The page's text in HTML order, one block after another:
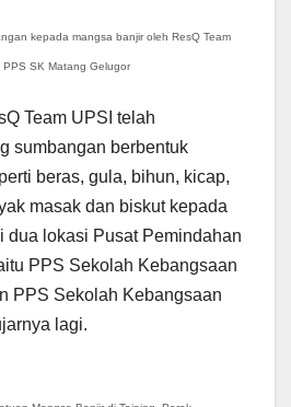
kepada mangsa banjir oleh ResQ Team
PPS SK Matang Gelugor
Team UPSI telah
sumbangan berbentuk
beras, gula, bihun, kicap,
masak dan biskut kepada
dua lokasi Pusat Pemindahan
PPS Sekolah Kebangsaan
PPS Sekolah Kebangsaan
lagi.